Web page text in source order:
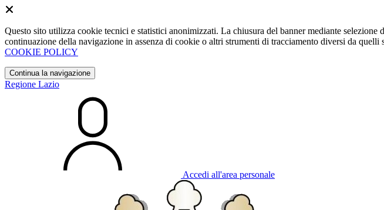
Questo sito utilizza cookie tecnici e statistici anonimizzati. La chiusura del banner mediante
continuazione della navigazione in assenza di cookie o altri strumenti di tracciamento diversi da quelli
COOKIE POLICY
Continua la navigazione
Regione Lazio
Accedi all'area personale